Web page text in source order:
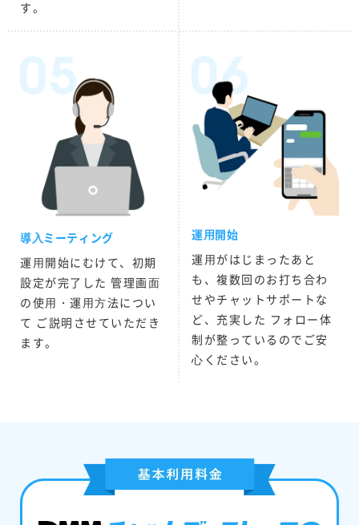
す。
導⼊ミーティング
運⽤開始にむけて、初期
設定が完了した 管理画⾯
の使⽤・運⽤⽅法につい
て ご説明させていただき
ます。
運⽤開始
運⽤がはじまったあと
も、複数回のお打ち合わ
せやチャットサポートな
ど、充実した フォロー体
制が整っているのでご安
⼼ください。